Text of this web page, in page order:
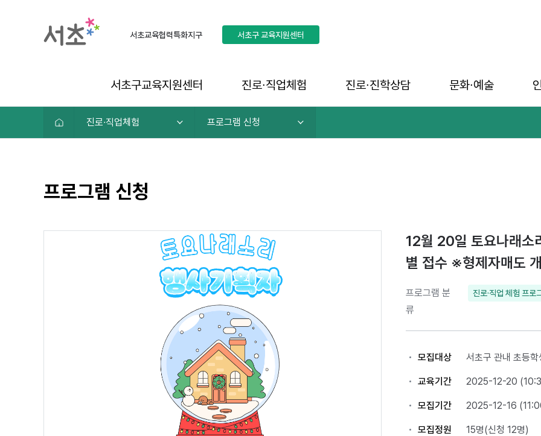
서초교육협력특화지구 서초구교육지원센터
서초구교육지원센터 진로∙직업체험 진로∙진학상담 문화∙예술
진로∙직업체험 프로그램 신청
프로그램 신청
12월 20일 토요나래소
별 접수 ※형제자매도
프로그램 분
류
진로·직업 체험 프로
모집대상 서초구 관내 초등학
교육기간 2025-12-20
모집기간 2025-12-16
모집정원 15명(신청 12명)